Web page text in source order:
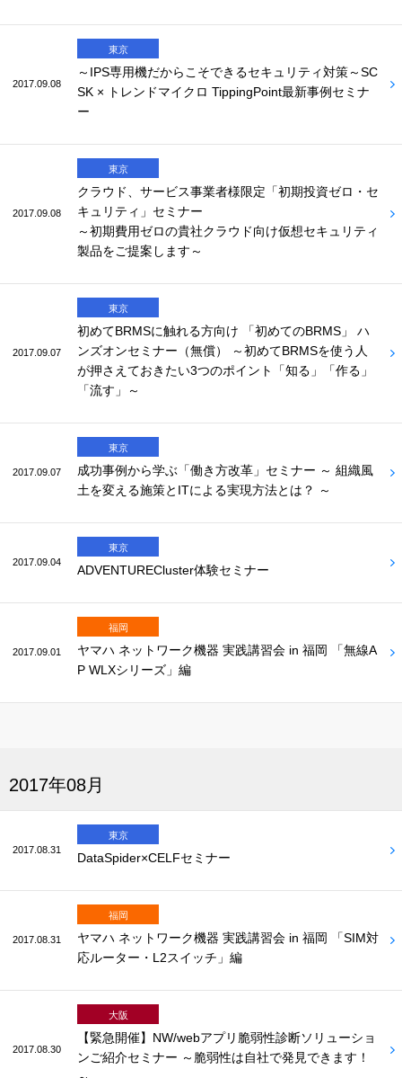
2017.09.08
東京
～IPS専用機だからこそできるセキュリティ対策～SC
SK × トレンドマイクロ TippingPoint最新事例セミナ
ー
2017.09.08
東京
クラウド、サービス事業者様限定「初期投資ゼロ・セ
キュリティ」セミナー
～初期費用ゼロの貴社クラウド向け仮想セキュリティ
製品をご提案します～
2017.09.07
東京
初めてBRMSに触れる方向け 「初めてのBRMS」 ハ
ンズオンセミナー（無償） ～初めてBRMSを使う人
が押さえておきたい3つのポイント「知る」「作る」
「流す」～
2017.09.07
東京
成功事例から学ぶ「働き方改革」セミナー ～ 組織風
土を変える施策とITによる実現方法とは？ ～
2017.09.04
東京
ADVENTURECluster体験セミナー
2017.09.01
福岡
ヤマハ ネットワーク機器 実践講習会 in 福岡 「無線A
P WLXシリーズ」編
2017年08月
2017.08.31
東京
DataSpider×CELFセミナー
2017.08.31
福岡
ヤマハ ネットワーク機器 実践講習会 in 福岡 「SIM対
応ルーター・L2スイッチ」編
2017.08.30
大阪
【緊急開催】NW/webアプリ脆弱性診断ソリューショ
ンご紹介セミナー ～脆弱性は自社で発見できます！